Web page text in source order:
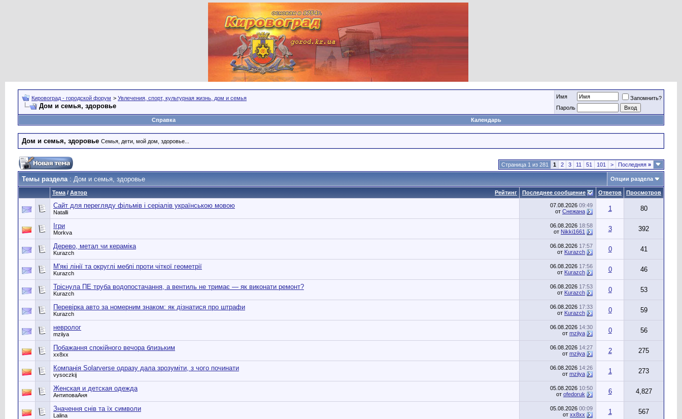
Кировоград - городской форум > Увлечения, спорт, культурная жизнь, дом и семья
Дом и семья, здоровье
Имя
Запомнить?
Пароль
Справка
Календарь
Дом и семья, здоровье Семья, дети, мой дом, здоровье...
Страница 1 из 281 1 2 3 11 51 101 > Последняя »
Темы раздела: Дом и семья, здоровье Опции раздела
Рейтинг
Тема / Автор Последнее сообщение Ответов Просмотров
Сайт для перегляду фільмів і серіалів українською мовою
Natalli
07.08.2026 09:49
от Снежана 1 80
Ігри
Morkva
06.08.2026 18:58
от Nikki1661 3 392
Дерево, метал чи кераміка
Kurazch
06.08.2026 17:57
от Kurazch 0 41
М'які лінії та округлі меблі проти чіткої геометрії
Kurazch
06.08.2026 17:56
от Kurazch 0 46
Тріснула ПЕ труба водопостачання, а вентиль не тримає — як виконати ремонт?
Kurazch
06.08.2026 17:53
от Kurazch 0 53
Перевірка авто за номерним знаком: як дізнатися про штрафи
Kurazch
06.08.2026 17:33
от Kurazch 0 59
невролог
mziiya
06.08.2026 14:30
от mziiya 0 56
Побажання спокійного вечора близьким
хх8хх
06.08.2026 14:27
от mziiya 2 275
Компанія Solarverse одразу дала зрозуміти, з чого починати
vysoczkij
06.08.2026 14:26
от mziiya 1 273
Женская и детская одежда
АнтиповаАня
05.08.2026 10:50
от ofedoruk 6 4,827
Значення снів та їх символи
Lalina
05.08.2026 00:09
от хх8хх 1 567